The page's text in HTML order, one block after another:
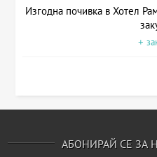
Изгодна почивка в Хотел
+
АБОНИРАЙ СЕ ЗА